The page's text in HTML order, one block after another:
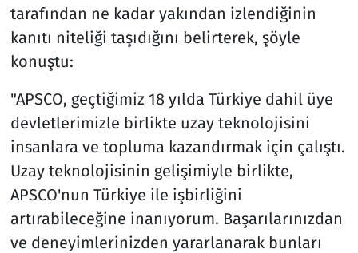
tarafından ne kadar yakından izlendiğinin
kanıtı niteliği taşıdığını belirterek, şöyle
konuştu:
"APSCO, geçtiğimiz 18 yılda Türkiye dahil üye
devletlerimizle birlikte uzay teknolojisini
insanlara ve topluma kazandırmak için çalıştı.
Uzay teknolojisinin gelişimiyle birlikte,
APSCO'nun Türkiye ile işbirliğini
artırabileceğine inanıyorum. Başarılarınızdan
ve deneyimlerinizden yararlanarak bunları